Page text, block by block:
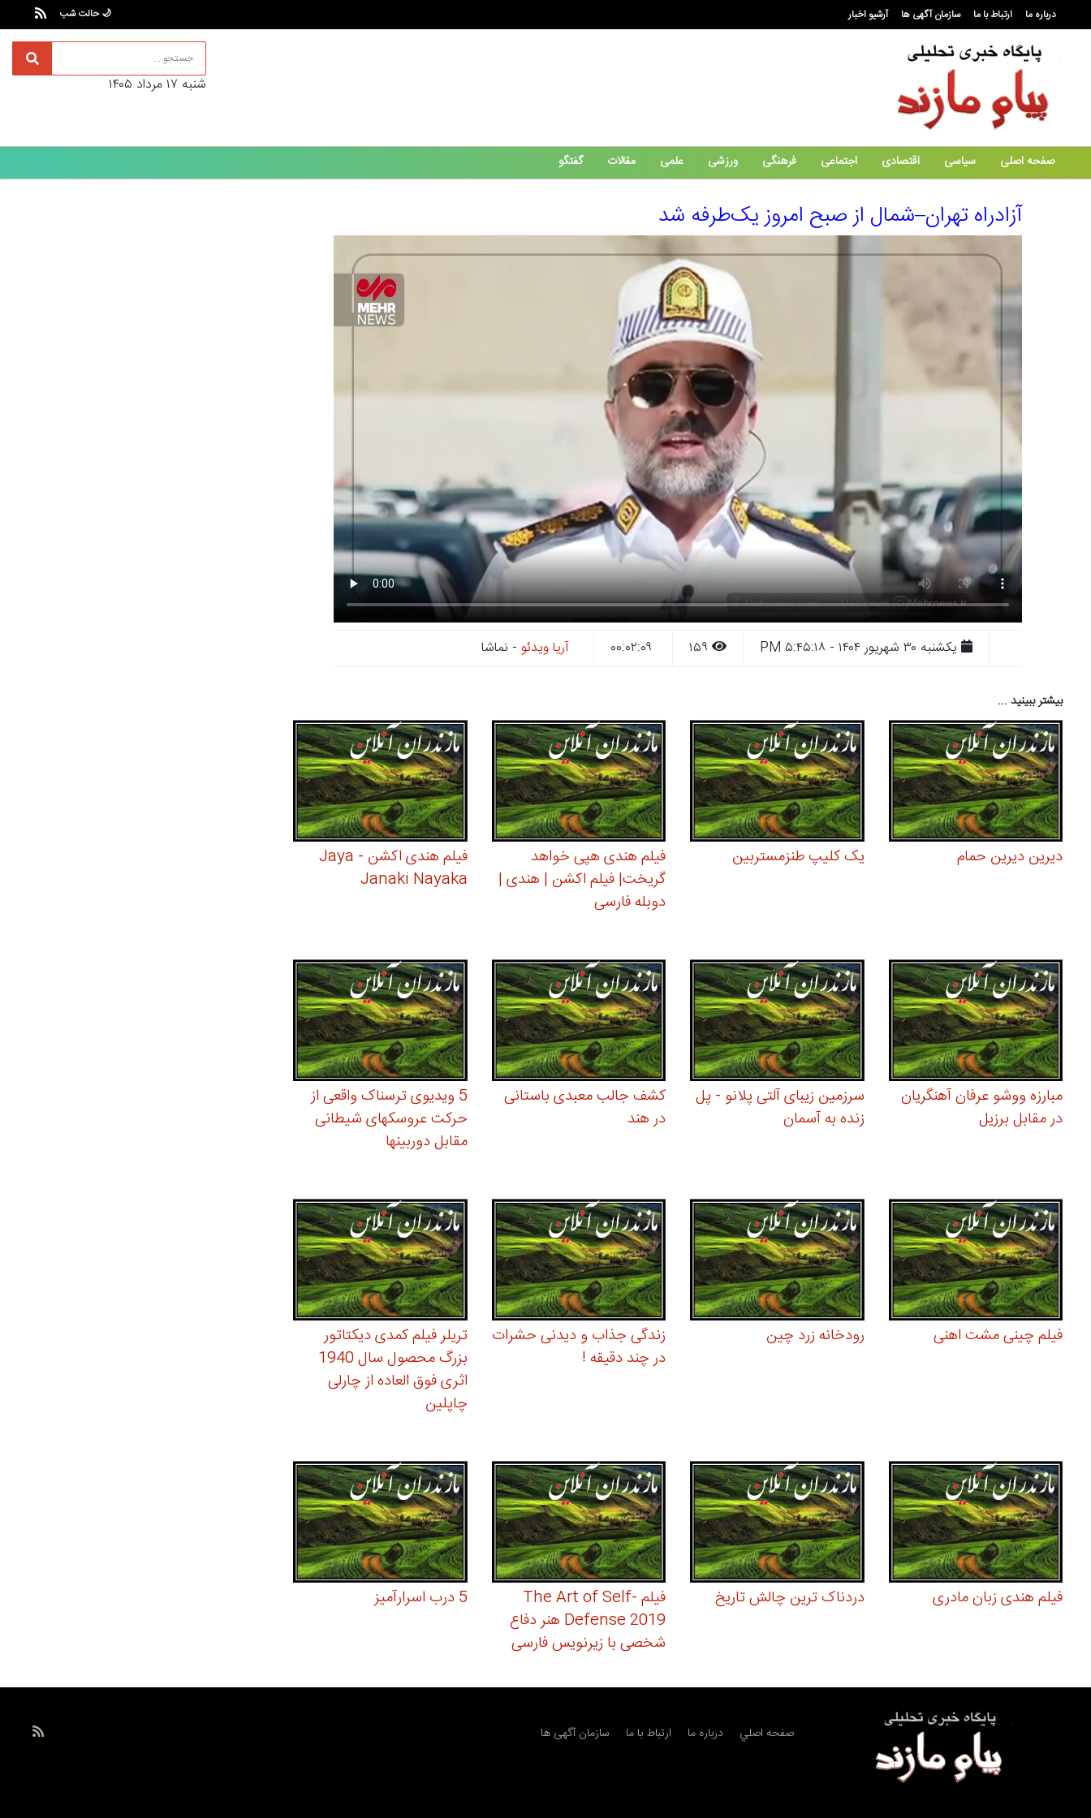
درباره ما ارتباط با ما سازمان آگهی ها آرشیو اخبار 🌙 حالت شب
شنبه ۱۷ مرداد ۱۴۰۵
صفحه اصلی سیاسی اقتصادی اجتماعی فرهنگی ورزشی علمی مقالات گفتگو
آزادراه تهران–شمال از صبح امروز یک‌طرفه شد
يکشنبه ۳۰ شهريور ۱۴۰۴ - ۵:۴۵:۱۸ PM آریا ویدئو - نماشا
بیشتر ببینید ...
دیرین دیرین حمام یک کلیپ طنزمستربین
فیلم هندی هپی خواهد
گریخت| فیلم اکشن | هندی |
دوبله فارسی
فیلم هندی اکشن - Jaya
Janaki Nayaka
مبارزه ووشو عرفان آهنگریان
در مقابل برزیل
سرزمین زیبای آلتی پلانو - پل
زنده به آسمان
کشف جالب معبدی باستانی
در هند
5 ویدیوی ترسناک واقعی از
حرکت عروسکهای شیطانی
مقابل دوربینها
فیلم چینی مشت اهنی رودخانه زرد چین
زندگی جذاب و دیدنی حشرات
در چند دقیقه !
تریلر فیلم کمدی دیکتاتور
بزرگ محصول سال 1940
اثری فوق العاده از چارلی
چاپلین
فیلم هندی زبان مادری دردناک ترین چالش تاریخ
فیلم The Art of Self-
Defense 2019 هنر دفاع
شخصی با زیرنویس فارسی
5 درب اسرارآمیز
صفحه اصلي درباره ما ارتباط با ما سازمان آگهی ها